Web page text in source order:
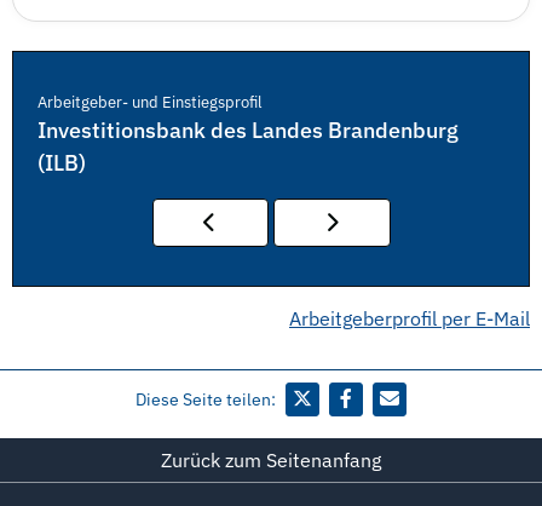
Arbeitgeber- und Einstiegsprofil
Investitionsbank des Landes Brandenburg
(ILB)
Arbeitgeberprofil per E-Mail
Diese Seite teilen:
Zurück zum Seitenanfang